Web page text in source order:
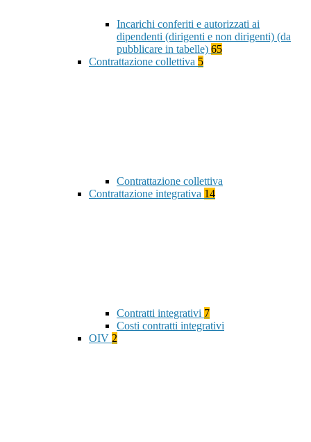
Incarichi conferiti e autorizzati ai
dipendenti (dirigenti e non dirigenti) (da
pubblicare in tabelle) 65
Contrattazione collettiva 5
Contrattazione collettiva
Contrattazione integrativa 14
Contratti integrativi 7
Costi contratti integrativi
OIV 2